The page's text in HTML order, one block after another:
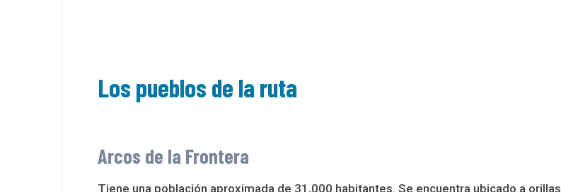
Los pueblos de la ruta
Arcos de la Frontera
Tiene una población aproximada de 31,000 habitantes. Se encuentra ubicado a orillas